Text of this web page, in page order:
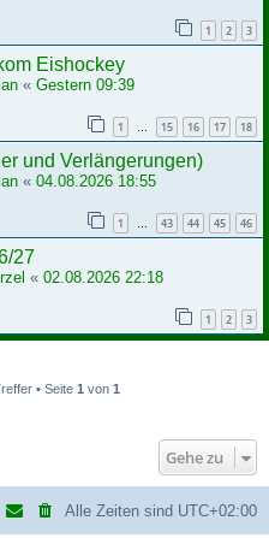
1 2 3
Eishockey
« Gestern 09:39
1 … 15 16 17 18
und Verlängerungen)
« 04.08.2026 18:55
1 … 43 44 45 46
27
« 02.08.2026 22:18
1 2 3
• Seite 1von 1
Gehe zu
Alle Zeiten sind UTC+02:00